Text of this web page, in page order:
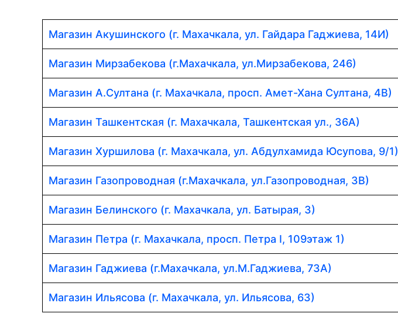
Магазин Акушинского (г. Махачкала, ул. Гайдара Гаджиева, 14И)
Магазин Мирзабекова (г.Махачкала, ул.Мирзабекова, 246)
Магазин А.Султана (г. Махачкала, просп. Амет-Хана Султана, 4В)
Магазин Ташкентская (г. Махачкала, Ташкентская ул., 36А)
Магазин Хуршилова (г. Махачкала, ул. Абдулхамида Юсупова, 9/1)
Магазин Газопроводная (г.Махачкала, ул.Газопроводная, 3В)
Магазин Белинского (г. Махачкала, ул. Батырая, 3)
Магазин Петра (г. Махачкала, просп. Петра I, 109этаж 1)
Магазин Гаджиева (г.Махачкала, ул.М.Гаджиева, 73А)
Магазин Ильясова (г. Махачкала, ул. Ильясова, 63)